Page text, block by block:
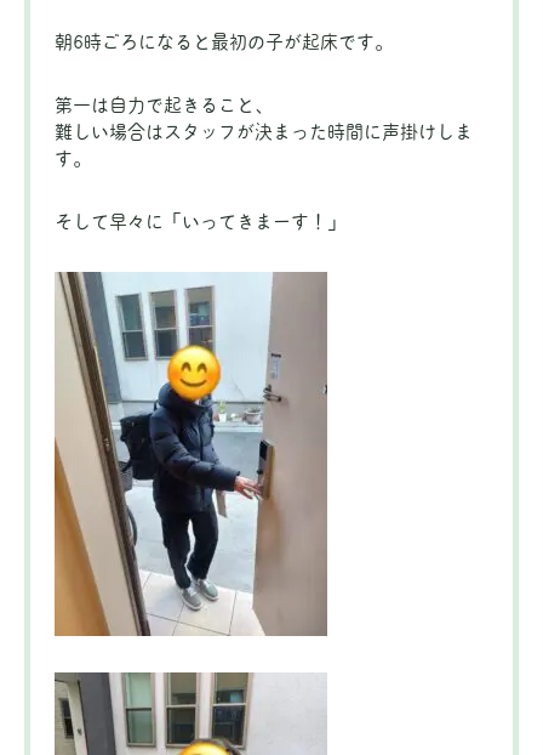
朝6時ごろになると最初の子が起床です。
第一は自力で起きること、
難しい場合はスタッフが決まった時間に声掛けしま
す。
そして早々に「いってきまーす！」